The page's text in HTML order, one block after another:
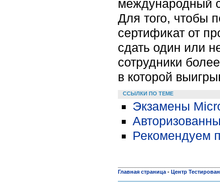
международный
Для того, чтобы
сертификат от
сдать один или
сотрудники
в которой
ССЫЛКИ ПО ТЕМЕ
Экзамены
Рекомендуем
Главная страница - Центр